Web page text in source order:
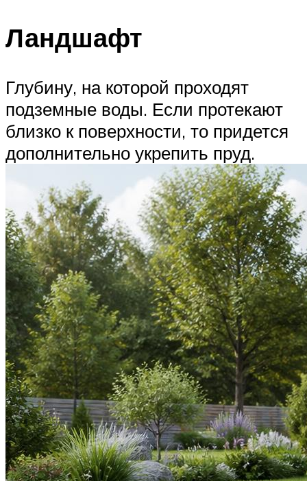
Ландшафт
Глубину, на которой проходят
подземные воды. Если протекают
близко к поверхности, то придется
дополнительно укрепить пруд.